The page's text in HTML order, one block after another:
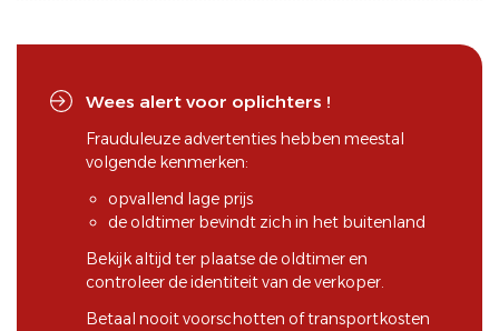
Wees alert voor oplichters !
Frauduleuze advertenties hebben meestal
volgende kenmerken:
opvallend lage prijs
de oldtimer bevindt zich in het buitenland
Bekijk altijd ter plaatse de oldtimer en
controleer de identiteit van de verkoper.
Betaal nooit voorschotten of transportkosten